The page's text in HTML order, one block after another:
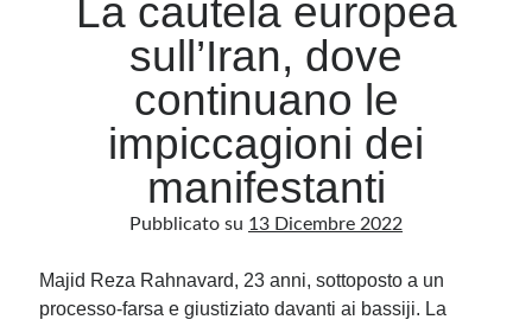
Categorie
La cautela europea
sull’Iran, dove
continuano le
impiccagioni dei
manifestanti
Pubblicato su 13 Dicembre 2022
Majid Reza Rahnavard, 23 anni, sottoposto a un
processo-farsa e giustiziato davanti ai bassiji. La